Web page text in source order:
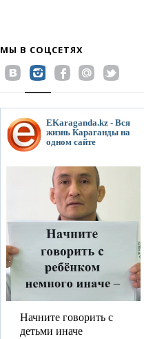
МЫ В СОЦСЕТЯХ
EKaraganda.kz - Вся
жизнь Караганды на
одном сайте